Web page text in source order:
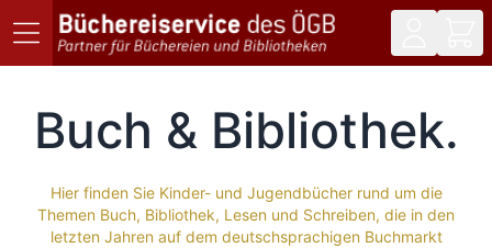
Buch & Bibliothek
Hier finden Sie Kinder- und Jugendbücher rund um die
Themen Buch, Bibliothek, Lesen und Schreiben, die in den
letzten Jahren auf dem deutschsprachigen Buchmarkt